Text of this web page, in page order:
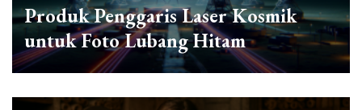
Produk Penggaris Laser Kosmik
untuk Foto Lubang Hitam